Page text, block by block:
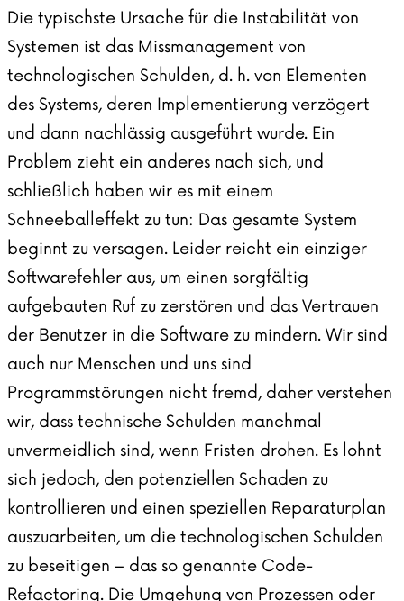
Die typischste Ursache für die Instabilität von
Systemen ist das Missmanagement von
technologischen Schulden, d. h. von Elementen
des Systems, deren Implementierung verzögert
und dann nachlässig ausgeführt wurde. Ein
Problem zieht ein anderes nach sich, und
schließlich haben wir es mit einem
Schneeballeffekt zu tun: Das gesamte System
beginnt zu versagen. Leider reicht ein einziger
Softwarefehler aus, um einen sorgfältig
aufgebauten Ruf zu zerstören und das Vertrauen
der Benutzer in die Software zu mindern. Wir sind
auch nur Menschen und uns sind
Programmstörungen nicht fremd, daher verstehen
wir, dass technische Schulden manchmal
unvermeidlich sind, wenn Fristen drohen. Es lohnt
sich jedoch, den potenziellen Schaden zu
kontrollieren und einen speziellen Reparaturplan
auszuarbeiten, um die technologischen Schulden
zu beseitigen – das so genannte Code-
Refactoring. Die Umgehung von Prozessen oder